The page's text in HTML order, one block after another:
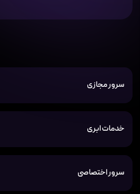
سرور مجازی
خدمات ابری
سرور اختصاصی